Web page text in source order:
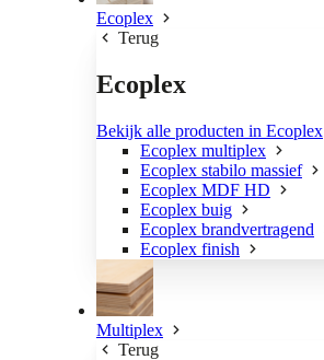
Ecoplex
Terug
Ecoplex
Bekijk alle producten in Ecoplex
Ecoplex multiplex
Ecoplex stabilo massief
Ecoplex MDF HD
Ecoplex buig
Ecoplex brandvertragend
Ecoplex finish
Multiplex
Terug